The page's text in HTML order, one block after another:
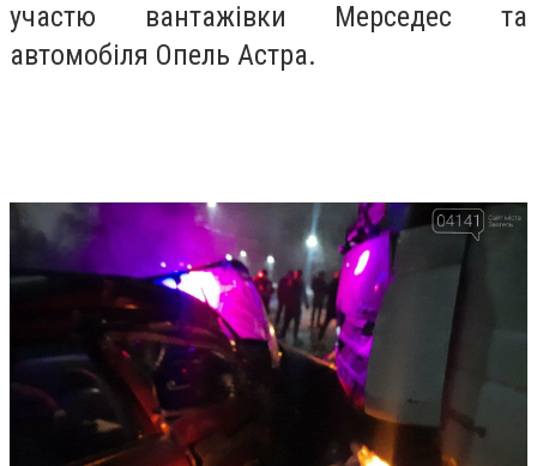
участю вантажівки Мерседес та
автомобіля Опель Астра.